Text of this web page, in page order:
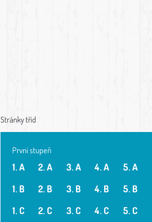
Stránky tříd
První stupeň
1. A
1. B
1. C
2. A
2. B
2. C
3. A
3. B
3. C
4. A
4. B
4. C
5. A
5. B
5. C